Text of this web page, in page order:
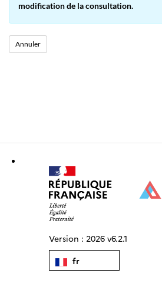
modification de la consultation.
Version : 2026 v6.2.1
fr